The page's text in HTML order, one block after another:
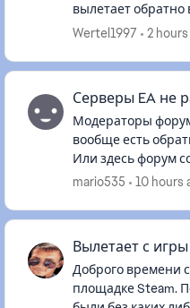
вылетает
Wertel1997
2
Серверы EA не
Модераторы
вообще есть
Или здесь форум
реально
mario535 10 hours
Вылетает с
Доброго времени суток!
площадке Steam. Первоначальные запуски